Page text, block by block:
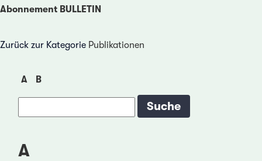
Abonnement BULLETIN
Zurück zur Kategorie Publikationen
A B
A